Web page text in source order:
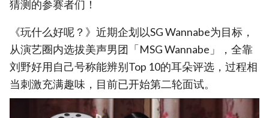
猜测的参赛者们！
《玩什么好呢？》近期企划以SG Wannabe为目标，
从演艺圈内选拔美声男团「MSG Wannabe」，全靠
刘野好用自己号称能辨别Top 10的耳朵评选，过程相
当刺激充满趣味，目前已开始第二轮面试。